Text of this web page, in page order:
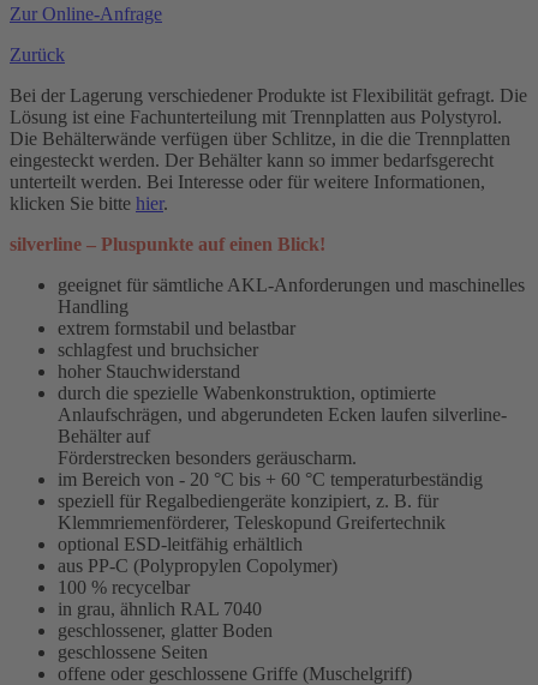
Zur Online-Anfrage
Zurück
Bei der Lagerung verschiedener Produkte ist Flexibilität gefragt. Die
Lösung ist eine Fachunterteilung mit Trennplatten aus Polystyrol.
Die Behälterwände verfügen über Schlitze, in die die Trennplatten
eingesteckt werden. Der Behälter kann so immer bedarfsgerecht
unterteilt werden. Bei Interesse oder für weitere Informationen,
klicken Sie bitte hier.
silverline – Pluspunkte auf einen Blick!
geeignet für sämtliche AKL-Anforderungen und maschinelles
Handling
extrem formstabil und belastbar
schlagfest und bruchsicher
hoher Stauchwiderstand
durch die spezielle Wabenkonstruktion, optimierte
Anlaufschrägen, und abgerundeten Ecken laufen silverline-
Behälter auf
Förderstrecken besonders geräuscharm.
im Bereich von - 20 °C bis + 60 °C temperaturbeständig
speziell für Regalbediengeräte konzipiert, z. B. für
Klemmriemenförderer, Teleskopund Greifertechnik
optional ESD-leitfähig erhältlich
aus PP-C (Polypropylen Copolymer)
100 % recycelbar
in grau, ähnlich RAL 7040
geschlossener, glatter Boden
geschlossene Seiten
offene oder geschlossene Griffe (Muschelgriff)